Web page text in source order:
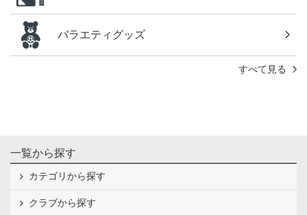
バラエティグッズ
すべて見る
一覧から探す
カテゴリから探す
クラブから探す